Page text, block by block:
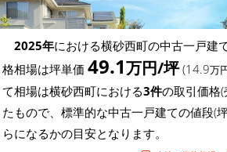
2025年における横砂西町の中古一戸建
格相場は坪単価 49.1万円/坪(14.9万
て相場は横砂西町における3件の取引価格
たもので、標準的な中古一戸建ての値段(
らになるかの目安となります。